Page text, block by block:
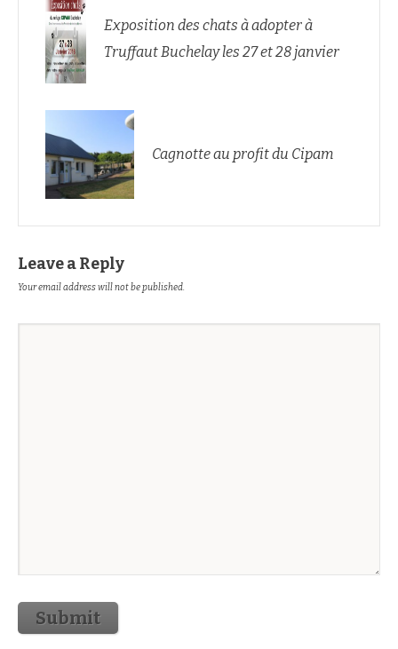
Exposition des chats à adopter à
Truffaut Buchelay les 27 et 28 janvier
Cagnotte au profit du Cipam
Leave a Reply
Your email address will not be published.
Submit